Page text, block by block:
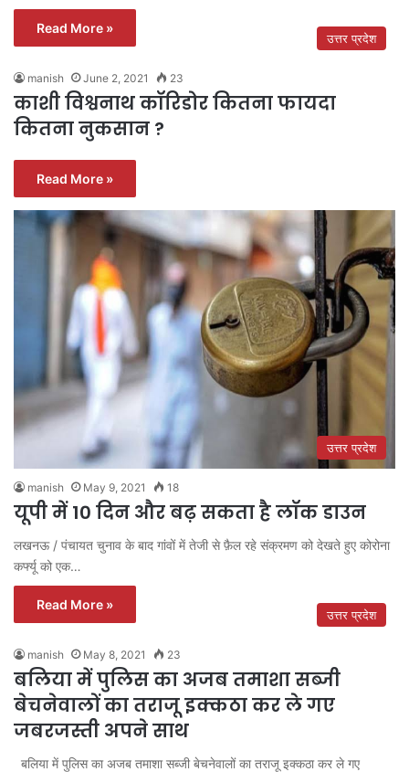
Read More »
उत्तर प्रदेश
manish June 2, 2021 23
काशी विश्वनाथ कॉरिडोर कितना फायदा
कितना नुकसान ?
Read More »
उत्तर प्रदेश
manish May 9, 2021 18
यूपी में 10 दिन और बढ़ सकता है लॉक डाउन
लखनऊ / पंचायत चुनाव के बाद गांवों में तेजी से फ़ैल रहे संक्रमण को देखते हुए कोरोना
कर्फ्यू को एक…
Read More »
उत्तर प्रदेश
manish May 8, 2021 23
बलिया में पुलिस का अजब तमाशा सब्जी
बेचनेवालों का तराजू इक्कठा कर ले गए
जबरजस्ती अपने साथ
बलिया में पुलिस का अजब तमाशा सब्जी बेचनेवालों का तराजू इक्कठा कर ले गए